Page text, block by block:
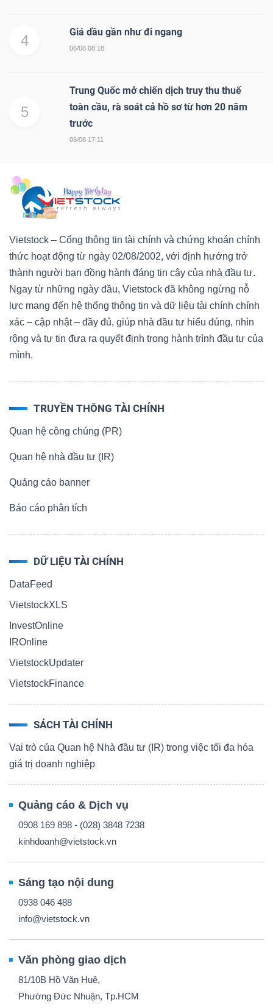
4
Giá dầu gần như đi ngang
06/08 08:18
5
Trung Quốc mở chiến dịch truy thu thuế
toàn cầu, rà soát cả hồ sơ từ hơn 20 năm
trước
06/08 17:11
Vietstock – Cổng thông tin tài chính và chứng khoán chính
thức hoạt động từ ngày 02/08/2002, với định hướng trở
thành người bạn đồng hành đáng tin cậy của nhà đầu tư.
Ngay từ những ngày đầu, Vietstock đã không ngừng nỗ
lực mang đến hệ thống thông tin và dữ liệu tài chính chính
xác – cập nhật – đầy đủ, giúp nhà đầu tư hiểu đúng, nhìn
rộng và tự tin đưa ra quyết định trong hành trình đầu tư của
mình.
TRUYỀN THÔNG TÀI CHÍNH
Quan hệ công chúng (PR)
Quan hệ nhà đầu tư (IR)
Quảng cáo banner
Báo cáo phân tích
DỮ LIỆU TÀI CHÍNH
DataFeed
VietstockXLS
InvestOnline
IROnline
VietstockUpdater
VietstockFinance
SÁCH TÀI CHÍNH
Vai trò của Quan hệ Nhà đầu tư (IR) trong việc tối đa hóa
giá trị doanh nghiệp
Quảng cáo & Dịch vụ
0908 169 898 - (028) 3848 7238
kinhdoanh@vietstock.vn
Sáng tạo nội dung
0938 046 488
info@vietstock.vn
Văn phòng giao dịch
81/10B Hồ Văn Huê,
Phường Đức Nhuận, Tp.HCM